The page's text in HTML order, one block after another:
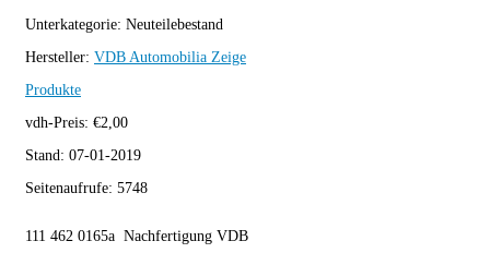
Unterkategorie: Neuteilebestand
Hersteller: VDB Automobilia Zeige
Produkte
vdh-Preis: €2,00
Stand: 07-01-2019
Seitenaufrufe: 5748
111 462 0165a Nachfertigung VDB